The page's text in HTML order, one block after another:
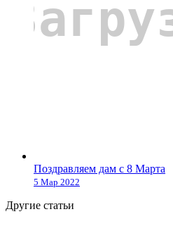
Поздравляем дам с 8 Марта
5 Мар 2022
Другие статьи